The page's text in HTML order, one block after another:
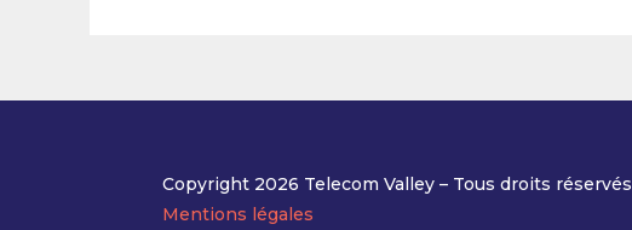
Copyright 2026 Telecom Valley – Tous droits réservés
Mentions légales